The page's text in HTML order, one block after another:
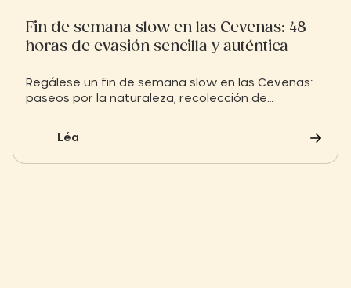
Fin de semana slow en las Cevenas: 48
horas de evasión sencilla y auténtica
Regálese un fin de semana slow en las Cevenas:
paseos por la naturaleza, recolección de
descubrimiento suave del patrimonio cevennés.
Léa